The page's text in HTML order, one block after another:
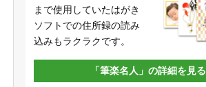
まで使用していたはがき
ソフトでの住所録の読み
込みもラクラクです。
「筆楽名人」の詳細を見る